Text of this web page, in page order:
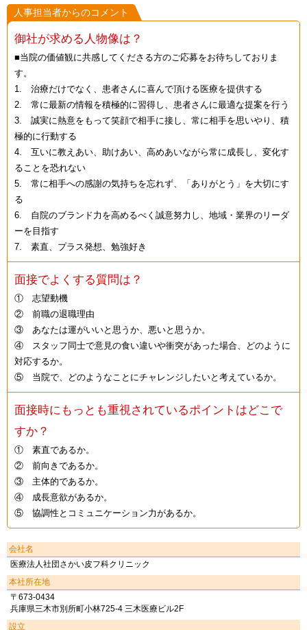
人事担当者からのコメント
御社が求める人物像は？
■当院の価値観に共感してくださる方のご応募をお待ちしておりま
す。
1. 治療だけでなく、患者さんに喜んで頂ける医療を提供する
2. 常に最新の情報を積極的に習得し、患者さんに最適な提案を行う
3. 誠実に熱意をもって笑顔で相手に接し、常に相手を思いやり、積
極的に行動する
4. 互いに教えあい、助けあい、高めあいながら常に成長し、変化す
ることを恐れない
5. 常に相手への感謝の気持ちを忘れず、「ありがとう」を大切にす
る
6. 自院のブランド力を高めるべく誠意努力し、地域・業界のリーダ
ーを目指す
7. 素直、プラス発想、勉強好き
面接でよくする質問は？
① 志望動機
② 前職の退職理由
③ あなたは運がいいと思うか、悪いと思うか。
④ スタッフ同士で意見の食い違いや衝突があった場合、どのように
対応するか。
⑤ 当院で、どのようなことにチャレンジしたいと考えているか。
面接時にもっとも重視されているポイントはどこで
すか？
① 素直であるか。
② 前向きであるか。
③ 主体的であるか。
④ 成長意欲があるか。
⑤ 協調性とコミュニケーション力があるか。
会社名
医療法人社団さかい皮フ科クリニック
本社所在地
〒673-0434
兵庫県三木市別所町小林725-4 三木医療ビル2F
設立